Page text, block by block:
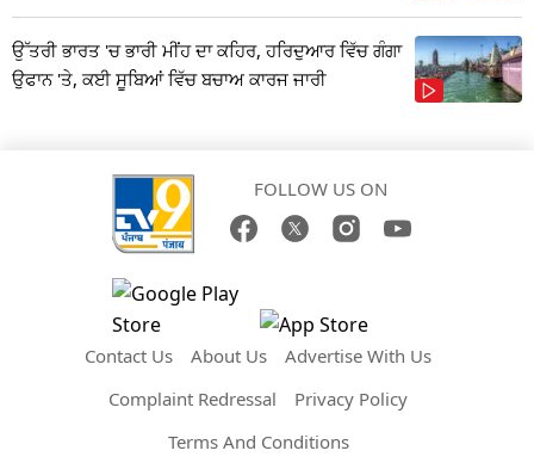
ਉੱਤਰੀ ਭਾਰਤ 'ਚ ਭਾਰੀ ਮੀਂਹ ਦਾ ਕਹਿਰ, ਹਰਿਦੁਆਰ ਵਿੱਚ ਗੰਗਾ
ਉਫਾਨ 'ਤੇ, ਕਈ ਸੂਬਿਆਂ ਵਿੱਚ ਬਚਾਅ ਕਾਰਜ ਜਾਰੀ
FOLLOW US ON
Contact Us About Us
Advertise With Us
Complaint Redressal
Privacy Policy
Terms And Conditions